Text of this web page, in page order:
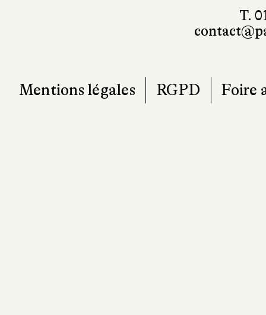
T.
Mentions légales RGPD Foire